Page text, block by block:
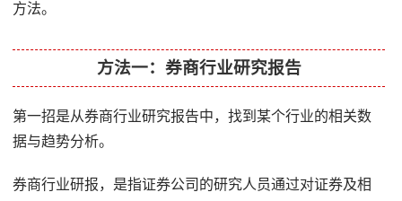
方法。
方法一：券商行业研究报告
第一招是从券商行业研究报告中，找到某个行业的相关数
据与趋势分析。
券商行业研报，是指证券公司的研究人员通过对证券及相